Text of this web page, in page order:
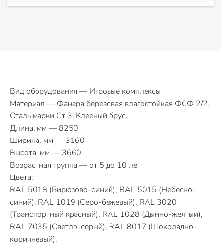
Вид оборудования — Игровые комплексы
Материал — Фанера березовая влагостойкая ФСФ 2/2.
Сталь марки Ст 3. Клееный брус.
Длина, мм — 8250
Ширина, мм — 3160
Высота, мм — 3660
Возрастная группа — от 5 до 10 лет
Цвета:
RAL 5018 (Бирюзово-синий), RAL 5015 (Небесно-
синий), RAL 1019 (Серо-бежевый), RAL 3020
(Транспортный красный), RAL 1028 (Дынно-желтый),
RAL 7035 (Светло-серый), RAL 8017 (Шоколадно-
коричневый).